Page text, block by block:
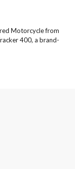
Motorcycle from
400, a brand-